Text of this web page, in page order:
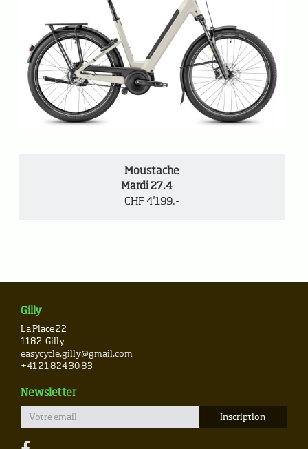
Moustache
Mardi 27.4
CHF 4'199.-
Gilly
La Place 22
1182 Gilly
easycycle.gilly@gmail.com
+41 21 824 30 83
Newsletter